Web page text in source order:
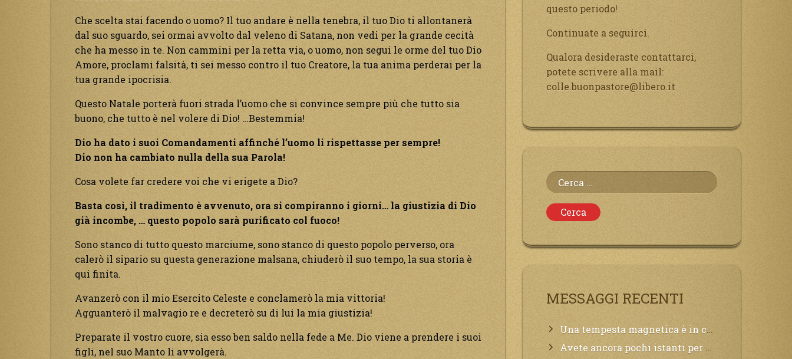
Che scelta stai facendo o uomo? Il tuo andare è nella tenebra, il tuo Dio ti allontanerà
dal suo sguardo, sei ormai avvolto dal veleno di Satana, non vedi per la grande cecità
che ha messo in te. Non cammini per la retta via, o uomo, non segui le orme del tuo Dio
Amore, proclami falsità, ti sei messo contro il tuo Creatore, la tua anima perderai per la
tua grande ipocrisia.
Questo Natale porterà fuori strada l’uomo che si convince sempre più che tutto sia
buono, che tutto è nel volere di Dio! …Bestemmia!
Dio ha dato i suoi Comandamenti affinché l’uomo li rispettasse per sempre!
Dio non ha cambiato nulla della sua Parola!
Cosa volete far credere voi che vi erigete a Dio?
Basta così, il tradimento è avvenuto, ora si compiranno i giorni… la giustizia di Dio
già incombe, … questo popolo sarà purificato col fuoco!
Sono stanco di tutto questo marciume, sono stanco di questo popolo perverso, ora
calerò il sipario su questa generazione malsana, chiuderò il suo tempo, la sua storia è
qui finita.
Avanzerò con il mio Esercito Celeste e conclamerò la mia vittoria!
Agguanterò il malvagio re e decreterò su di lui la mia giustizia!
Preparate il vostro cuore, sia esso ben saldo nella fede a Me. Dio viene a prendere i suoi
figli, nel suo Manto li avvolgerà.
questo periodo!
Continuate a seguirci.
Qualora desideraste contattarci,
potete scrivere alla mail:
colle.buonpastore@libero.it
Ricerca
per:
MESSAGGI RECENTI
Una tempesta magnetica è in corso, questa generazione patirà. Il black out non tarderà ad arrivare e tutta la Terra sarà oscurata.
Avete ancora pochi istanti per convertirvi, non perdete tempo, la sciagura arriverà all’improvviso e per chi non si sarà preparato saranno dolori.